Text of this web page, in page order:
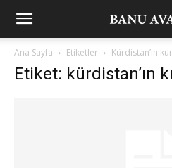
Ana Sayfa Etiketler Kürdistan’ın
Etiket: kürdistan’ın